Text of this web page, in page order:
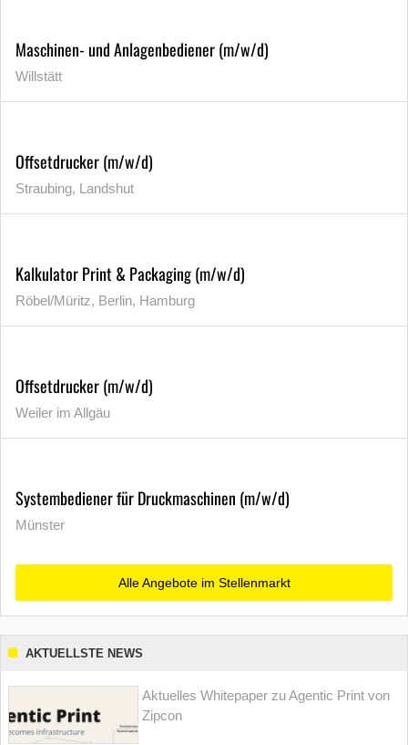
Maschinen- und Anlagenbediener (m/w/d)
Willstätt
Offsetdrucker (m/w/d)
Straubing, Landshut
Kalkulator Print & Packaging (m/w/d)
Röbel/Müritz, Berlin, Hamburg
Offsetdrucker (m/w/d)
Weiler im Allgäu
Systembediener für Druckmaschinen (m/w/d)
Münster
Alle Angebote im Stellenmarkt
AKTUELLSTE NEWS
Aktuelles Whitepaper zu Agentic Print von
Zipcon